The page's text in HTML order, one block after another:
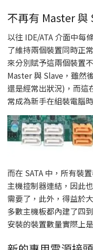
不再有 Master 與
以往 IDE/ATA 介面中每
了維持兩個裝置同時正
來分別賦予這兩個裝置
Master 與 Slave，雖然
還是經常出狀況)，而這
常成為新手在組裝電腦
而在 SATA 中，所有裝
主機控制器連結，因此
需要了，此外，得益於
多數主機板都內建了四
安裝的裝置數量實際上